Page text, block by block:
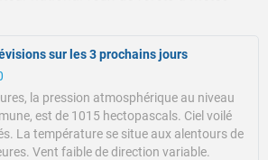
sur les 3 prochains jours
la pression atmosphérique au niveau
est de 1015 hectopascals. Ciel voilé
La température se situe aux alentours de
Vent faible de direction variable.